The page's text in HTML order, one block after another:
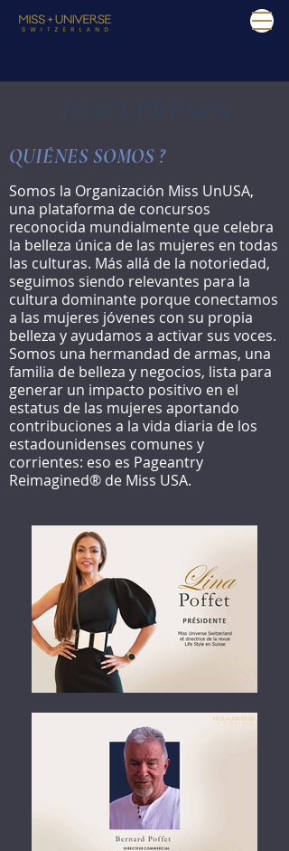
QUIÉNES SOMOS ?
Somos la Organización Miss UnUSA,
una plataforma de concursos
reconocida mundialmente que celebra
la belleza única de las mujeres en todas
las culturas. Más allá de la notoriedad,
seguimos siendo relevantes para la
cultura dominante porque conectamos
a las mujeres jóvenes con su propia
belleza y ayudamos a activar sus voces.
Somos una hermandad de armas, una
familia de belleza y negocios, lista para
generar un impacto positivo en el
estatus de las mujeres aportando
contribuciones a la vida diaria de los
estadounidenses comunes y
corrientes: eso es Pageantry
Reimagined® de Miss USA.